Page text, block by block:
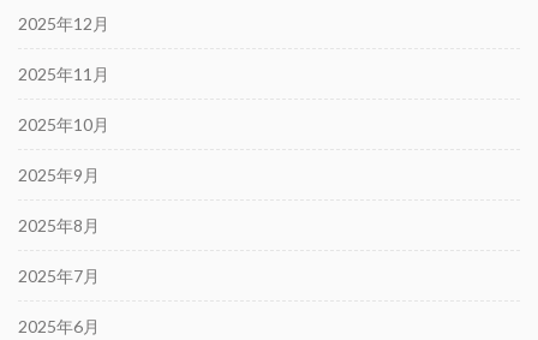
2025年12月
2025年11月
2025年10月
2025年9月
2025年8月
2025年7月
2025年6月